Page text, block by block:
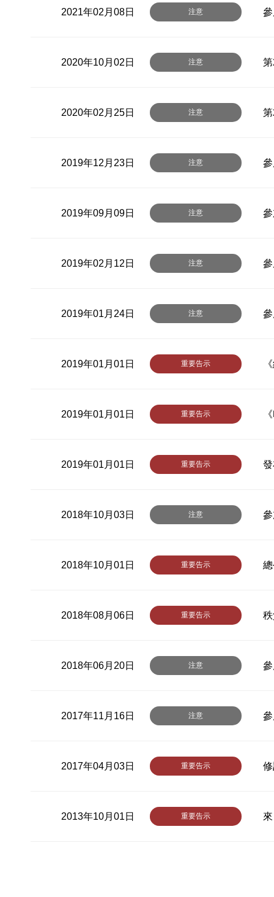
2021年02月08日 注意
2020年10月02日 注意
2020年02月25日 注意
2019年12月23日 注意
2019年09月09日 注意
2019年02月12日 注意
2019年01月24日 注意
2019年01月01日 重要告示
2019年01月01日 重要告示
2019年01月01日 重要告示
2018年10月03日 注意
2018年10月01日 重要告示
2018年08月06日 重要告示
2018年06月20日 注意
2017年11月16日 注意
2017年04月03日 重要告示
2013年10月01日 重要告示